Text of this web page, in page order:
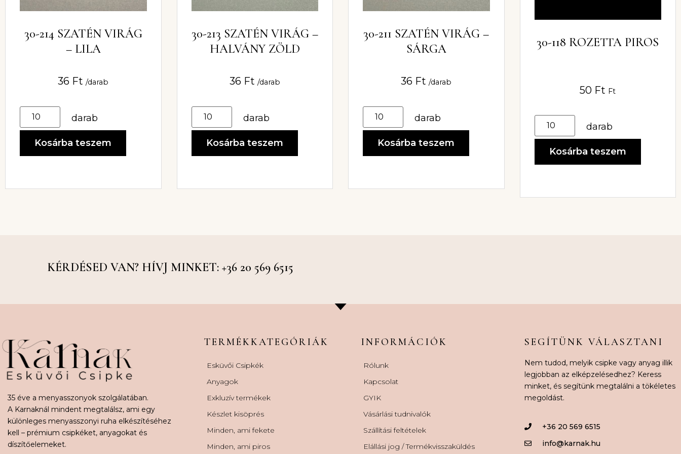
30-214 SZATÉN VIRÁG
– LILA
36 Ft /darab
darab
Kosárba teszem
30-213 SZATÉN VIRÁG –
HALVÁNY ZÖLD
36 Ft /darab
darab
Kosárba teszem
30-211 SZATÉN VIRÁG –
SÁRGA
36 Ft /darab
darab
Kosárba teszem
30-118 ROZETTA PIROS
50 Ft Ft
darab
Kosárba teszem
KÉRDÉSED VAN? HÍVJ MINKET: +36 20 569 6515
35 éve a menyasszonyok szolgálatában.
A Karnaknál mindent megtalálsz, ami egy
különleges menyasszonyi ruha elkészítéséhez
kell – prémium csipkéket, anyagokat és
díszítőelemeket.
TERMÉKKATEGÓRIÁK
Esküvői Csipkék
Anyagok
Exkluzív termékek
Készlet kisöprés
Minden, ami fekete
Minden, ami piros
INFORMÁCIÓK
Rólunk
Kapcsolat
GYIK
Vásárlási tudnivalók
Szállítási feltételek
Elállási jog / Termékvisszaküldés
SEGÍTÜNK VÁLASZTANI
Nem tudod, melyik csipke vagy anyag illik
legjobban az elképzelésedhez? Keress
minket, és segítünk megtalálni a tökéletes
megoldást.
+36 20 569 6515
info@karnak.hu